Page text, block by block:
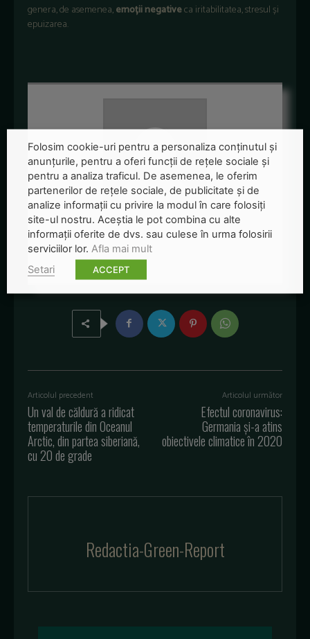
genera, de asemenea,emoții negativeca iritabilitatea, stresul și
epuizarea.
Redactia-Green-Report
+ posts
Articolul precedent
Un val de căldură a ridicat
temperaturile din Oceanul
Arctic, din partea siberiană,
cu 20 de grade
Articolul următor
Efectul coronavirus:
Germania și-a atins
obiectivele climatice în 2020
Redactia-Green-Report
Folosim cookie-uri pentru a personaliza conținutul și
anunțurile, pentru a oferi funcții de rețele sociale și
pentru a analiza traficul. De asemenea, le oferim
partenerilor de rețele sociale, de publicitate și de
analize informații cu privire la modul în care folosiți
site-ul nostru. Aceștia le pot combina cu alte
informații oferite de dvs. sau culese în urma folosirii
serviciilor lor. Afla mai mult
Setari
ACCEPT